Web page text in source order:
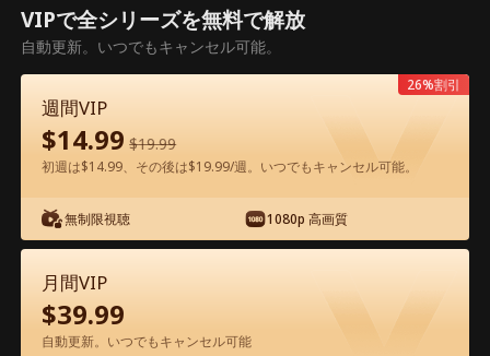
こちらは有料のエピソードです。視
聴いただくには解放が必要です。
60今すぐ解放
アプリ内で無料視聴可能
VIPで全シリーズを無料で解放
自動更新。いつでもキャンセル可能。
週間VIP
$14.99 $19.99
初週は$14.99、その後は$19.99/週。いつでもキャンセル可能。
無制限視聴 1080p 高画質
26%割引
月間VIP
$39.99
自動更新。いつでもキャンセル可能